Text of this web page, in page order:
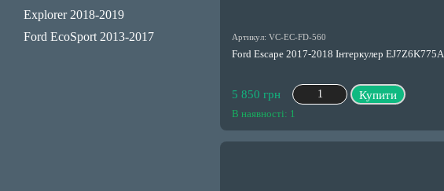
Артикул: VC-EC-FD-560
Ford Escape 2017-2018 Інтеркулер EJ7Z6K775A
5 850 грн Купити
В наявності: 1
Explorer 2018-2019
Ford EcoSport 2013-2017